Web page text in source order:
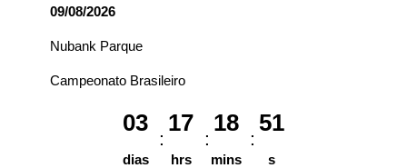
09/08/2026
Nubank Parque
Campeonato Brasileiro
03
dias
17
hrs
18
mins
51
s